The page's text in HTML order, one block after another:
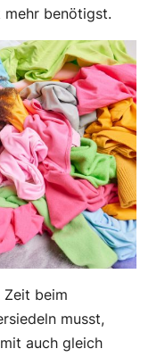
mehr benötigst.
Zeit beim
musst,
auch gleich